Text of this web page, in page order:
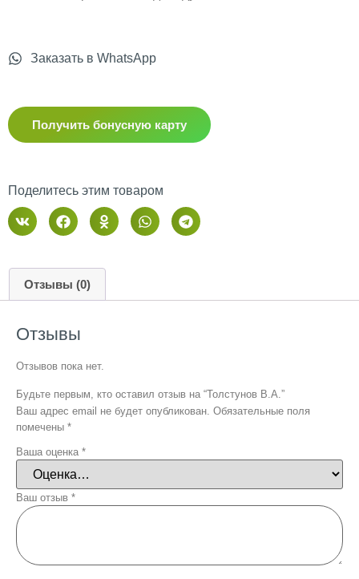
Заказать в WhatsApp
Получить бонусную карту
Поделитесь этим товаром
Отзывы (0)
Отзывы
Отзывов пока нет.
Будьте первым, кто оставил отзыв на “Толстунов В.А.”
Ваш адрес email не будет опубликован. Обязательные поля
помечены *
Ваша оценка *
Ваш отзыв *